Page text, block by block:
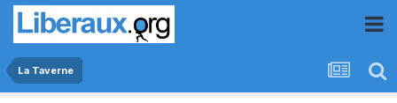
La Taverne